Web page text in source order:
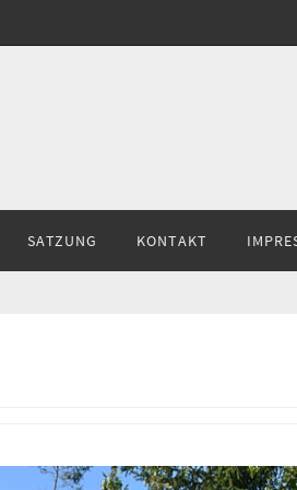
SATZUNG KONTAKT